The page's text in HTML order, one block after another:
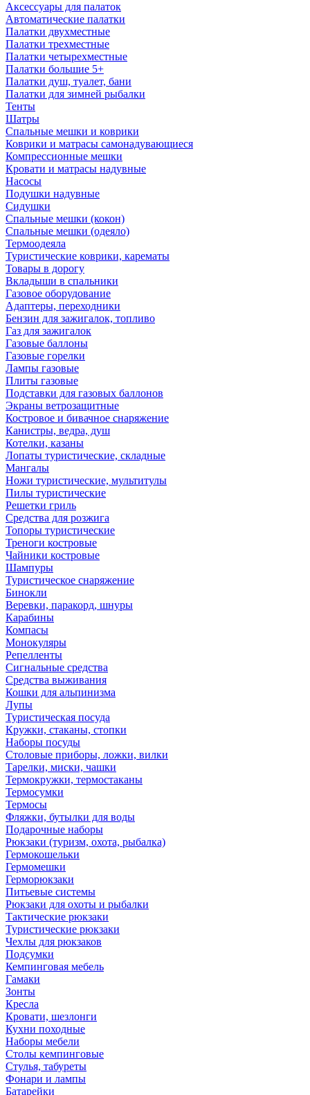
Аксессуары для палаток
Автоматические палатки
Палатки двухместные
Палатки трехместные
Палатки четырехместные
Палатки большие 5+
Палатки душ, туалет, бани
Палатки для зимней рыбалки
Тенты
Шатры
Спальные мешки и коврики
Коврики и матрасы самонадувающиеся
Компрессионные мешки
Кровати и матрасы надувные
Насосы
Подушки надувные
Сидушки
Спальные мешки (кокон)
Спальные мешки (одеяло)
Термоодеяла
Туристические коврики, карематы
Товары в дорогу
Вкладыши в спальники
Газовое оборудование
Адаптеры, переходники
Бензин для зажигалок, топливо
Газ для зажигалок
Газовые баллоны
Газовые горелки
Лампы газовые
Плиты газовые
Подставки для газовых баллонов
Экраны ветрозащитные
Костровое и бивачное снаряжение
Канистры, ведра, душ
Котелки, казаны
Лопаты туристические, складные
Мангалы
Ножи туристические, мультитулы
Пилы туристические
Решетки гриль
Средства для розжига
Топоры туристические
Треноги костровые
Чайники костровые
Шампуры
Туристическое снаряжение
Бинокли
Веревки, паракорд, шнуры
Карабины
Компасы
Монокуляры
Репелленты
Сигнальные средства
Средства выживания
Кошки для альпинизма
Лупы
Туристическая посуда
Кружки, стаканы, стопки
Наборы посуды
Столовые приборы, ложки, вилки
Тарелки, миски, чашки
Термокружки, термостаканы
Термосумки
Термосы
Фляжки, бутылки для воды
Подарочные наборы
Рюкзаки (туризм, охота, рыбалка)
Гермокошельки
Гермомешки
Герморюкзаки
Питьевые системы
Рюкзаки для охоты и рыбалки
Тактические рюкзаки
Туристические рюкзаки
Чехлы для рюкзаков
Подсумки
Кемпинговая мебель
Гамаки
Зонты
Кресла
Кровати, шезлонги
Кухни походные
Наборы мебели
Столы кемпинговые
Стулья, табуреты
Фонари и лампы
Батарейки